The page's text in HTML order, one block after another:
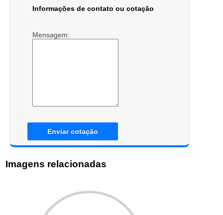
Informações de contato ou cotação
Mensagem:
Enviar cotação
Imagens relacionadas